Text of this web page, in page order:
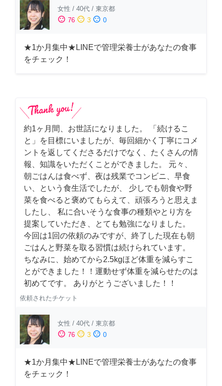
女性 / 40代 / 東京都
sentiment_satisfied 76 sentiment_neutral 3 sentiment_dissatisfied 0
★1か月集中★LINEで管理栄養士があなたの食事
をチェック！
約1ヶ月間、お世話になりました。 「続けるこ
と」を目標にいましたが、毎回細かく丁寧にコメ
ントを返してくださるだけでなく、たくさんの情
報、知識をいただくことができました。 元々、
朝ごはんは食べず、夜は残業でコンビニ、早食
い、という食生活でしたが、 少しでも朝食や野
菜を食べると褒めてもらえて、頑張ろうと思えま
したし、 私に合いそうな食事の種類やとり方を
提案していただき、とても勉強になりました。
今回は1回の依頼のみですが、終了した現在も朝
ごはんと野菜を取る習慣は続けられています。
ちなみに、始めてから2.5kgほど体重を減らすこ
とができました！！運動せず体重を減らせたのは
初めてです。 ありがとうございました！！
依頼されたチケット
女性 / 40代 / 東京都
sentiment_satisfied 76 sentiment_neutral 3 sentiment_dissatisfied 0
★1か月集中★LINEで管理栄養士があなたの食事
をチェック！